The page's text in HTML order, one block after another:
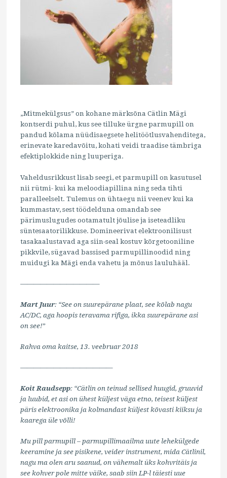
„Mitmekülgsus” on kohane märksõna Cätlin Mägi
kontserdi puhul, kus see tilluke ürgne parmupill on
pandud kõlama nüüdisaegsete helitöötlusvahenditega,
erinevate karedavõitu, kohati veidi traadise tämbriga
efektiplokkide ning luuperiga.
Vaheldusrikkust lisab seegi, et parmupill on kasutusel
nii rütmi- kui ka meloodiapillina ning seda tihti
paralleelselt. Tulemus on ühtaegu nii veenev kui ka
kummastav, sest töödelduna omandab see
pärimuslugudes ootamatult jõulise ja iseteadliku
süntesaatorilikkuse. Domineerivat elektroonilisust
tasakaalustavad aga siin-seal kostuv kõrgetooniline
pikkvile, sügavad bassised parmupillinoodid ning
muidugi ka Mägi enda vahetu ja mõnus lauluhääl.
————————————
Mart Juur: “See on suurepärane plaat, see kõlab nagu
AC/DC, aga hoopis teravama rifiga, ikka suurepärane asi
on see!”
Rahva oma kaitse, 13. veebruar 2018
——————————————
Koit Raudsepp: “Cätlin on teinud sellised huugid, gruuvid
ja luubid, et asi on ühest küljest väga etno, teisest küljest
päris elektroonika ja kolmandast küljest kõvasti kiiksu ja
kaarega üle võlli!
Mu pill parmupill – parmupillimaailma uute lehekülgede
keeramine ja see pisikene, veider instrument, mida Cätlinil,
nagu ma olen aru saanud, on vähemalt üks kohvritäis ja
see kohver pole mitte väike, saab siin LP-l täiesti uue